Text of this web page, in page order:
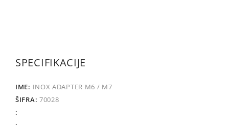
SPECIFIKACIJE
INOX ADAPTER M6 / M7
70028